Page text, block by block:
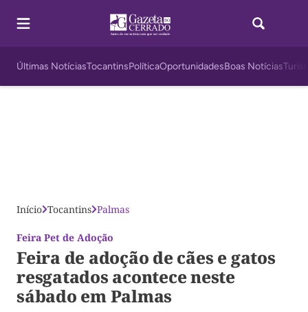
Últimas NotíciasTocantinsPolíticaOportunidadesBoas Notícias
Início Tocantins Palmas
Feira Pet de Adoção
Feira de adoção de cães e gatos
resgatados acontece neste
sábado em Palmas